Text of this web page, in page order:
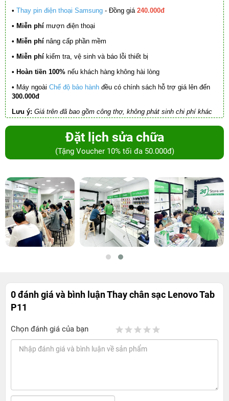
• Thay pin điện thoại Samsung - Đồng giá 240.000đ
• Miễn phí mượn điện thoại
• Miễn phí nâng cấp phần mềm
• Miễn phí kiểm tra, vệ sinh và báo lỗi thiết bị
• Hoàn tiền 100% nếu khách hàng không hài lòng
• Máy ngoài Chế độ bảo hành đều có chính sách hỗ trợ giá lên đến
300.000đ
Lưu ý: Giá trên đã bao gồm công thợ, không phát sinh chi phí khác
Đặt lịch sửa chữa
(Tặng Voucher 10% tối đa 50.000đ)
0 đánh giá và bình luậnThay chân sạc Lenovo Tab
P11
Chọn đánh giá của bạn